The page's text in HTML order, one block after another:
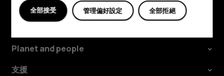
探索
Planet and people
支援
全部拒絕
管理偏好設定
全部接受